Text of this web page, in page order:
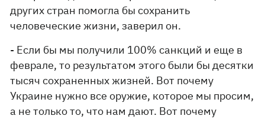
других стран помогла бы сохранить
человеческие жизни, заверил он.
- Если бы мы получили 100% санкций и еще в
феврале, то результатом этого были бы десятки
тысяч сохраненных жизней. Вот почему
Украине нужно все оружие, которое мы просим,
а не только то, что нам дают. Вот почему